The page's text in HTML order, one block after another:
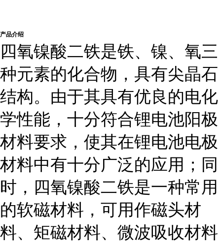
产品介绍
四氧镍酸二铁是铁、镍、氧三
种元素的化合物，具有尖晶石
结构。由于其具有优良的电化
学性能，十分符合锂电池阳极
材料要求，使其在锂电池电极
材料中有十分广泛的应用；同
时，四氧镍酸二铁是一种常用
的软磁材料，可用作磁头材
料、矩磁材料、微波吸收材料